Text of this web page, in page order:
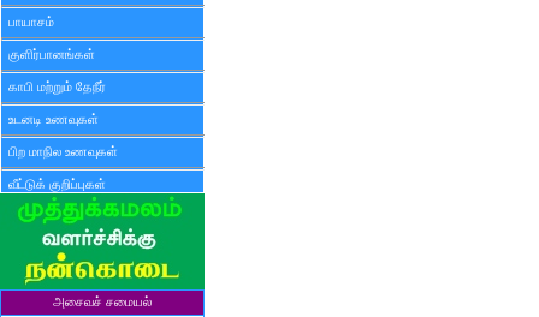
பாயாசம்
குளிர்பானங்கள்
காபி மற்றும் தேநீர்
உடனடி உணவுகள்
பிற மாநில உணவுகள்
வீட்டுக் குறிப்புகள்
அசைவச் சமையல்